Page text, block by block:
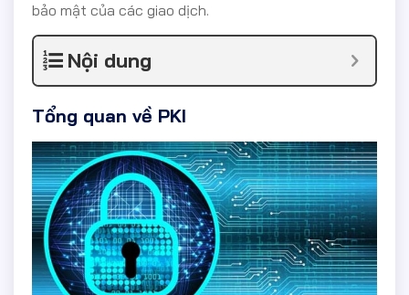
bảo mật của các giao dịch.
Nội dung
Tổng quan về PKI